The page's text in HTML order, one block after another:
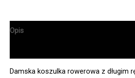
Opis
Damska koszulka rowerowa z długim